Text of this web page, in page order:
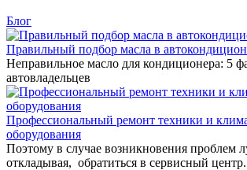
Блог
Правильный подбор масла в
Неправильное масло для кондиционера: 5
автовладельцев
Профессиональный ремонт техники и
оборудования
Поэтому в случае возникновения проблем
откладывая, обратиться в сервисный центр.